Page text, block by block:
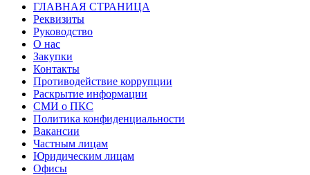
ГЛАВНАЯ СТРАНИЦА
Реквизиты
Руководство
О нас
Закупки
Контакты
Противодействие коррупции
Раскрытие информации
СМИ о ПКС
Политика конфиденциальности
Вакансии
Частным лицам
Юридическим лицам
Офисы